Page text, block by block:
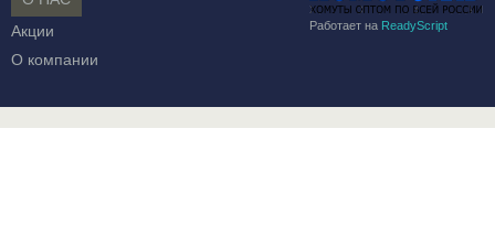
Работает на ReadyScript
Акции
О компании